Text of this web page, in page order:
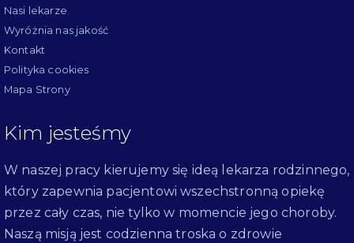
Nasi lekarze
Wyróżnia nas jakość
Kontakt
Polityka cookies
Mapa Strony
Kim jesteśmy
W naszej pracy kierujemy się ideą lekarza rodzinnego,
który zapewnia pacjentowi wszechstronną opiekę
przez cały czas, nie tylko w momencie jego choroby.
Naszą misją jest codzienna troska o zdrowie